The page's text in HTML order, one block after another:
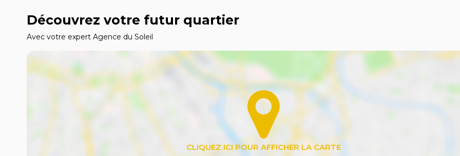
Découvrez votre futur quartier
Avec votre expert Agence du Soleil